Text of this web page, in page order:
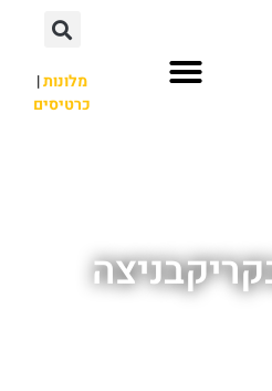
מלונות|
כרטיסים